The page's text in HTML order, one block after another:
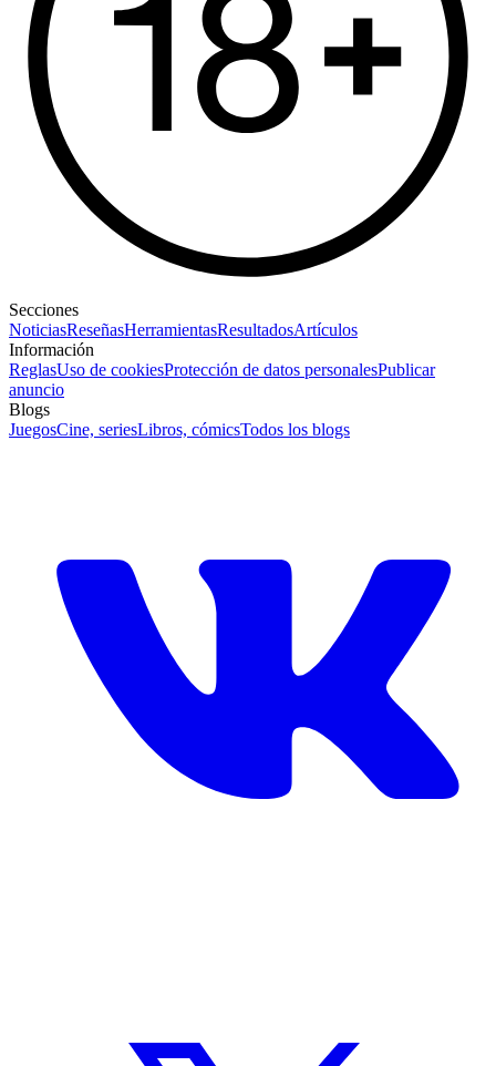
Secciones
NoticiasReseñasHerramientasResultadosArtículos
Información
ReglasUso de cookiesProtección de datos personalesPublicar
anuncio
Blogs
JuegosCine, seriesLibros, cómicsTodos los blogs